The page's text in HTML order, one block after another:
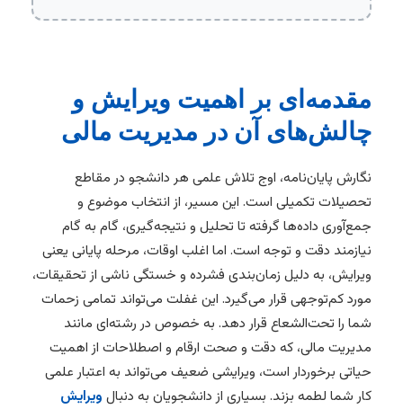
مقدمه‌ای بر اهمیت ویرایش و
چالش‌های آن در مدیریت مالی
نگارش پایان‌نامه، اوج تلاش علمی هر دانشجو در مقاطع
تحصیلات تکمیلی است. این مسیر، از انتخاب موضوع و
جمع‌آوری داده‌ها گرفته تا تحلیل و نتیجه‌گیری، گام به گام
نیازمند دقت و توجه است. اما اغلب اوقات، مرحله پایانی یعنی
ویرایش، به دلیل زمان‌بندی فشرده و خستگی ناشی از تحقیقات،
مورد کم‌توجهی قرار می‌گیرد. این غفلت می‌تواند تمامی زحمات
شما را تحت‌الشعاع قرار دهد. به خصوص در رشته‌ای مانند
مدیریت مالی، که دقت و صحت ارقام و اصطلاحات از اهمیت
حیاتی برخوردار است، ویرایشی ضعیف می‌تواند به اعتبار علمی
کار شما لطمه بزند. بسیاری از دانشجویان به دنبال ویرایش